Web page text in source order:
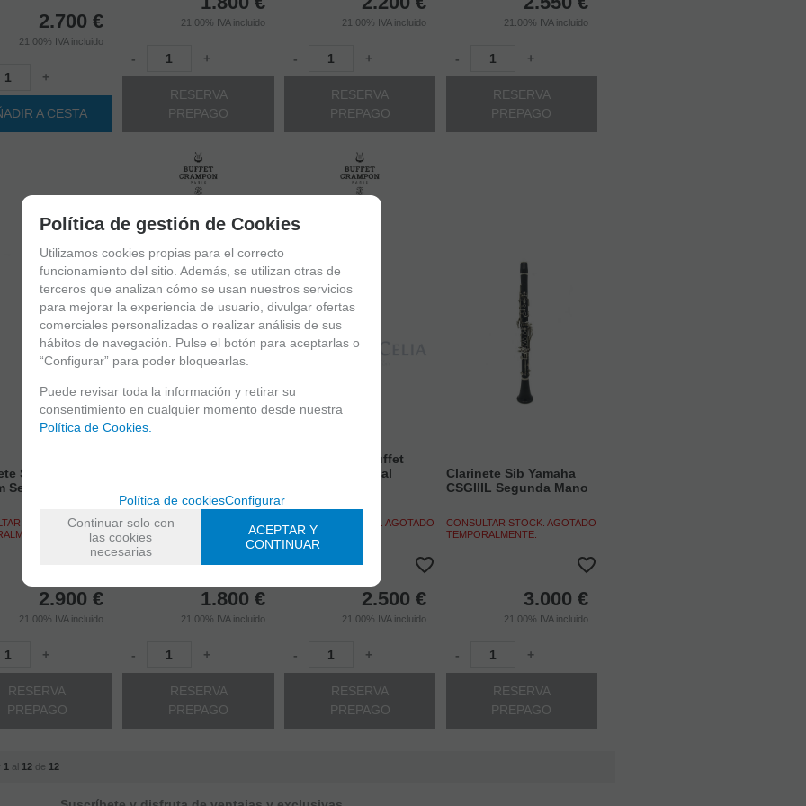
2.700 €
21.00% IVA incluido
+
A CESTA
21.00% IVA incluido
- +
RESERVA
PREPAGO
21.00% IVA incluido
- +
RESERVA
PREPAGO
21.00% IVA incluido
- +
RESERVA
PREPAGO
Sib Yamaha
Segunda Mano
STOCK. AGOTADO
2.900 €
21.00% IVA incluido
+
RESERVA
PREPAGO
CONSULTAR STOCK. AGOTADO
TEMPORALMENTE.
1.800 €
21.00% IVA incluido
- +
RESERVA
PREPAGO
Clarinete Sib Buffet
Crampon Festival
CONSULTAR STOCK. AGOTADO
TEMPORALMENTE.
2.500 €
21.00% IVA incluido
- +
RESERVA
PREPAGO
Clarinete Sib Yamaha
CSGIIIL Segunda Mano
CONSULTAR STOCK. AGOTADO
TEMPORALMENTE.
3.000 €
21.00% IVA incluido
- +
RESERVA
PREPAGO
1 al 12 de 12
Política de gestión de Cookies
Utilizamos cookies propias para el correcto
funcionamiento del sitio. Además, se utilizan otras de
terceros que analizan cómo se usan nuestros servicios
para mejorar la experiencia de usuario, divulgar ofertas
comerciales personalizadas o realizar análisis de sus
hábitos de navegación. Pulse el botón para aceptarlas o
“Configurar” para poder bloquearlas.
Puede revisar toda la información y retirar su
consentimiento en cualquier momento desde nuestra
Política de Cookies.
Política de cookiesConfigurar
Continuar solo con
las cookies
necesarias
ACEPTAR Y
CONTINUAR